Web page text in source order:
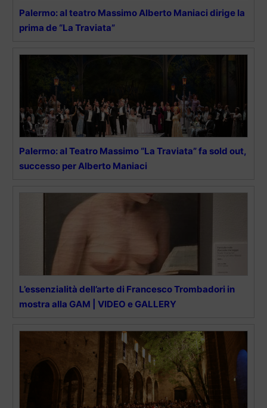
Palermo: al teatro Massimo Alberto Maniaci dirige la
prima de “La Traviata”
Palermo: al Teatro Massimo “La Traviata” fa sold out,
successo per Alberto Maniaci
L’essenzialità dell’arte di Francesco Trombadori in
mostra alla GAM | VIDEO e GALLERY